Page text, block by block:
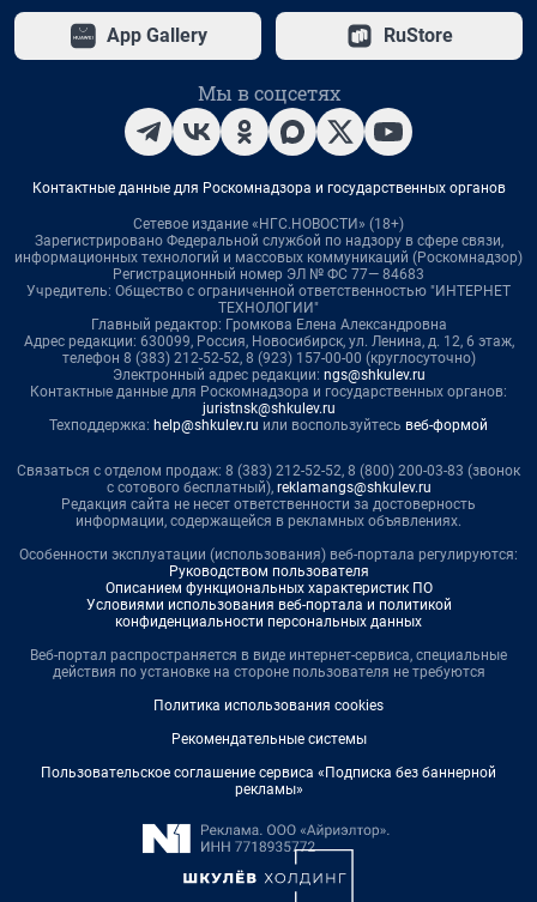
App Gallery RuStore
Мы в соцсетях
Контактные данные для Роскомнадзора и государственных органов
Сетевое издание «НГС.НОВОСТИ» (18+)
Зарегистрировано Федеральной службой по надзору в сфере связи,
информационных технологий и массовых коммуникаций (Роскомнадзор)
Регистрационный номер ЭЛ № ФС 77— 84683
Учредитель: Общество с ограниченной ответственностью "ИНТЕРНЕТ
ТЕХНОЛОГИИ"
Главный редактор: Громкова Елена Александровна
Адрес редакции: 630099, Россия, Новосибирск, ул. Ленина, д. 12, 6 этаж,
телефон 8 (383) 212-52-52, 8 (923) 157-00-00 (круглосуточно)
Электронный адрес редакции: ngs@shkulev.ru
Контактные данные для Роскомнадзора и государственных органов:
juristnsk@shkulev.ru
Техподдержка: help@shkulev.ru или воспользуйтесь веб-формой
Связаться с отделом продаж: 8 (383) 212-52-52, 8 (800) 200-03-83 (звонок
с сотового бесплатный), reklamangs@shkulev.ru
Редакция сайта не несет ответственности за достоверность
информации, содержащейся в рекламных объявлениях.
Особенности эксплуатации (использования) веб-портала регулируются:
Руководством пользователя
Описанием функциональных характеристик ПО
Условиями использования веб-портала и политикой
конфиденциальности персональных данных
Веб-портал распространяется в виде интернет-сервиса, специальные
действия по установке на стороне пользователя не требуются
Политика использования cookies
Рекомендательные системы
Пользовательское соглашение сервиса «Подписка без баннерной
рекламы»